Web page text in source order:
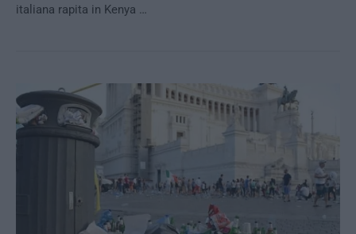
italiana rapita in Kenya …